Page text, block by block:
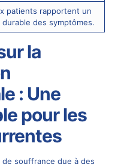
patients rapportent un
des symptômes.
la
: Une
pour les
souffrance due à des